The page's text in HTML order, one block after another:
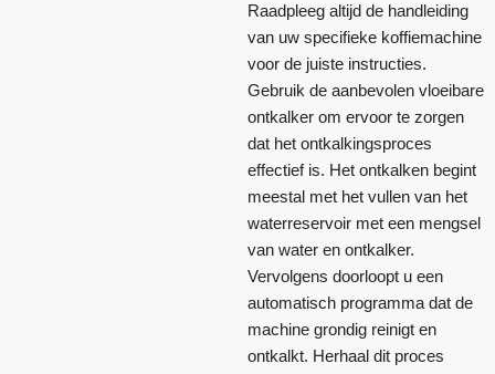
Raadpleeg altijd de handleiding
van uw specifieke koffiemachine
voor de juiste instructies.
Gebruik de aanbevolen vloeibare
ontkalker om ervoor te zorgen
dat het ontkalkingsproces
effectief is. Het ontkalken begint
meestal met het vullen van het
waterreservoir met een mengsel
van water en ontkalker.
Vervolgens doorloopt u een
automatisch programma dat de
machine grondig reinigt en
ontkalkt. Herhaal dit proces